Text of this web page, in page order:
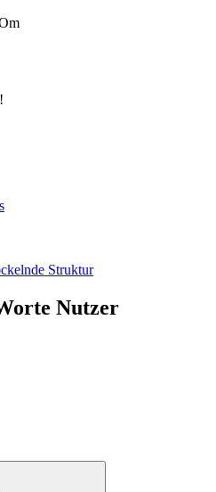
Struktur
Nutzer